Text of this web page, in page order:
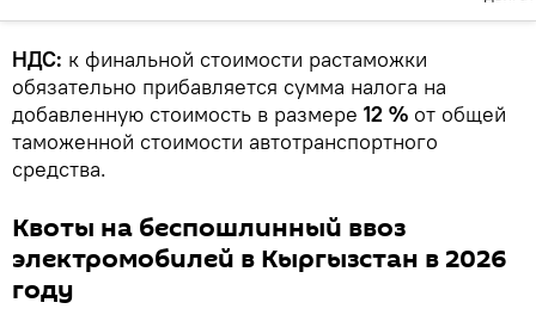
НДС: к финальной стоимости растаможки
обязательно прибавляется сумма налога на
добавленную стоимость в размере 12 % от общей
таможенной стоимости автотранспортного
средства.
Квоты на беспошлинный ввоз
электромобилей в Кыргызстан в 2026
году